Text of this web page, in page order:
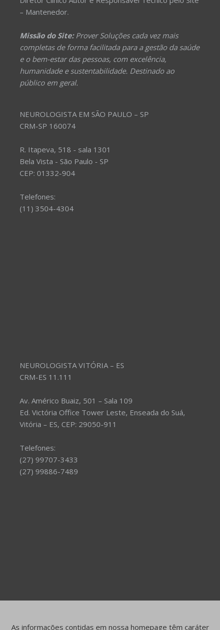
– Mantenedor.
Missão do Site:Prover Soluções cada vez mais
completas de forma facilitada para a gestão da saúde
e o bem-estar das pessoas, com excelência,
humanidade e sustentabilidade. Destinado ao
público em geral.
NEUROLOGISTA EM SÃO PAULO – SP
CRM-SP 160074
R. Itapeva, 518 - sala 1301
Bela Vista - São Paulo - SP
CEP: 01332-904
Telefones:
(11) 3504-4304
NEUROLOGISTA VITÓRIA – ES
CRM-ES 11.111
Av. Américo Buaiz, 501 – Sala 109
Ed. Victória Office Tower Leste, Enseada do Suá,
Vitória – ES, CEP: 29050-911
Telefones:
(27) 99707-3433
(27) 99886-7489
As informações contidas em nossa homepage têm caráter